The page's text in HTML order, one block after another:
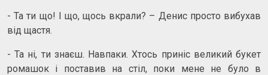
- Та ти що! І що, щось вкрали? – Денис просто вибухав
від щастя.
- Та ні, ти знаєш. Навпаки. Хтось приніс великий букет
ромашок і поставив на стіл, поки мене не було в